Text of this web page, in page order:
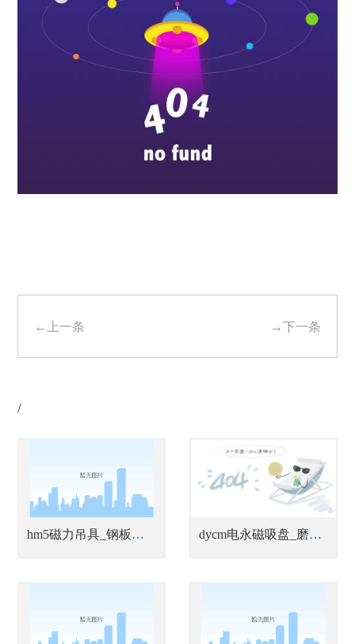
←上一条 →下一条
/
hm5磁力吊具_钢板切割线上下料吊具 dycm电永磁吸盘_磨床用电永磁吸盘